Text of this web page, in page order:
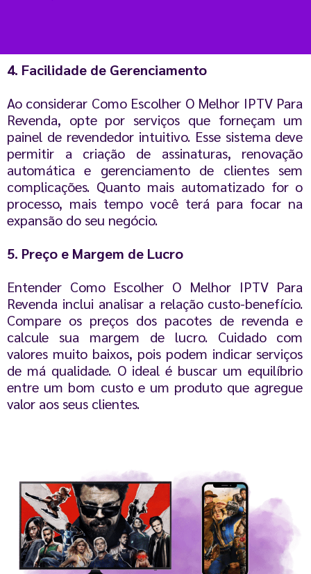
4. Facilidade de Gerenciamento
Ao considerar Como Escolher O Melhor IPTV Para
Revenda, opte por serviços que forneçam um
painel de revendedor intuitivo. Esse sistema deve
permitir a criação de assinaturas, renovação
automática e gerenciamento de clientes sem
complicações. Quanto mais automatizado for o
processo, mais tempo você terá para focar na
expansão do seu negócio.
5. Preço e Margem de Lucro
Entender Como Escolher O Melhor IPTV Para
Revenda inclui analisar a relação custo-benefício.
Compare os preços dos pacotes de revenda e
calcule sua margem de lucro. Cuidado com
valores muito baixos, pois podem indicar serviços
de má qualidade. O ideal é buscar um equilíbrio
entre um bom custo e um produto que agregue
valor aos seus clientes.